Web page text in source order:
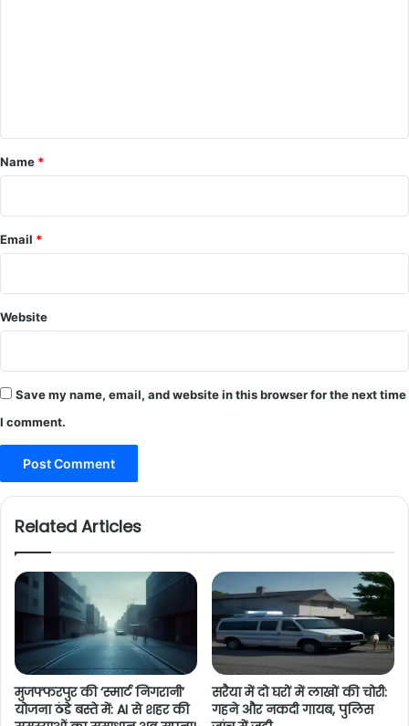
*
Name *
Email *
Website
Save my name, email, and website in this browser for the next time
I comment.
Related Articles
मुजफ्फरपुर की ‘स्मार्ट निगरानी’
योजना ठंडे बस्ते में: AI से शहर की
सरैया में दो घरों में लाखों की चोरी:
गहने और नकदी गायब, पुलिस